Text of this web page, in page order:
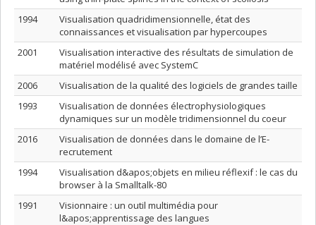
1994
Visualisation quadridimensionnelle, état des
connaissances et visualisation par hypercoupes
2001
Visualisation interactive des résultats de simulation de
matériel modélisé avec SystemC
2006
Visualisation de la qualité des logiciels de grandes taille
1993
Visualisation de données électrophysiologiques
dynamiques sur un modèle tridimensionnel du coeur
2016
Visualisation de données dans le domaine de l’E-
recrutement
1994
Visualisation d&apos;objets en milieu réflexif : le cas du
browser à la Smalltalk-80
1991
Visionnaire : un outil multimédia pour
l&apos;apprentissage des langues